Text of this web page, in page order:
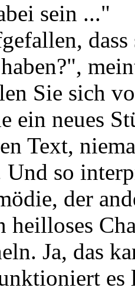
sein ..."
Sie sich
ein neues
Text,
so
der
heilloses
Ja, das
es